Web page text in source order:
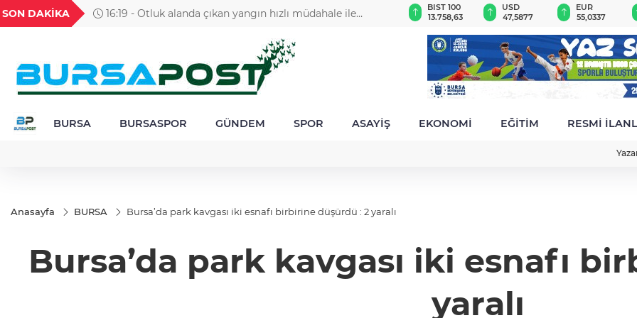
SON DAKİKA
16:19 - Otluk alanda çıkan yangın hızlı müdahale ile
18,1980
TND
16,2305
BGN
28,0626
VND
0,0018
6.526,64
BIST 100
13.758,63
USD
47,5877
EUR
55,0337
BURSA BURSASPOR GÜNDEM SPOR ASAYİŞ EKONOMİ EĞİTİM RESMİ
Anasayfa BURSA Bursa’da park kavgası iki esnafı birbirine düşürdü : 2 yaralı
Bursa’da park kavgası iki esnafı
yaralı